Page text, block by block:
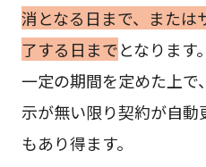
消となる日まで、また
了する日までとなります
一定の期間を定めた上
示が無い限り契約が自
もあり得ます。